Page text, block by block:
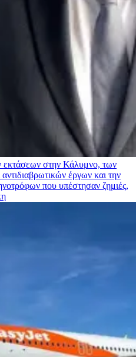
στην Κάλυμνο, των
έργων και την
που υπέστησαν ζημιές,